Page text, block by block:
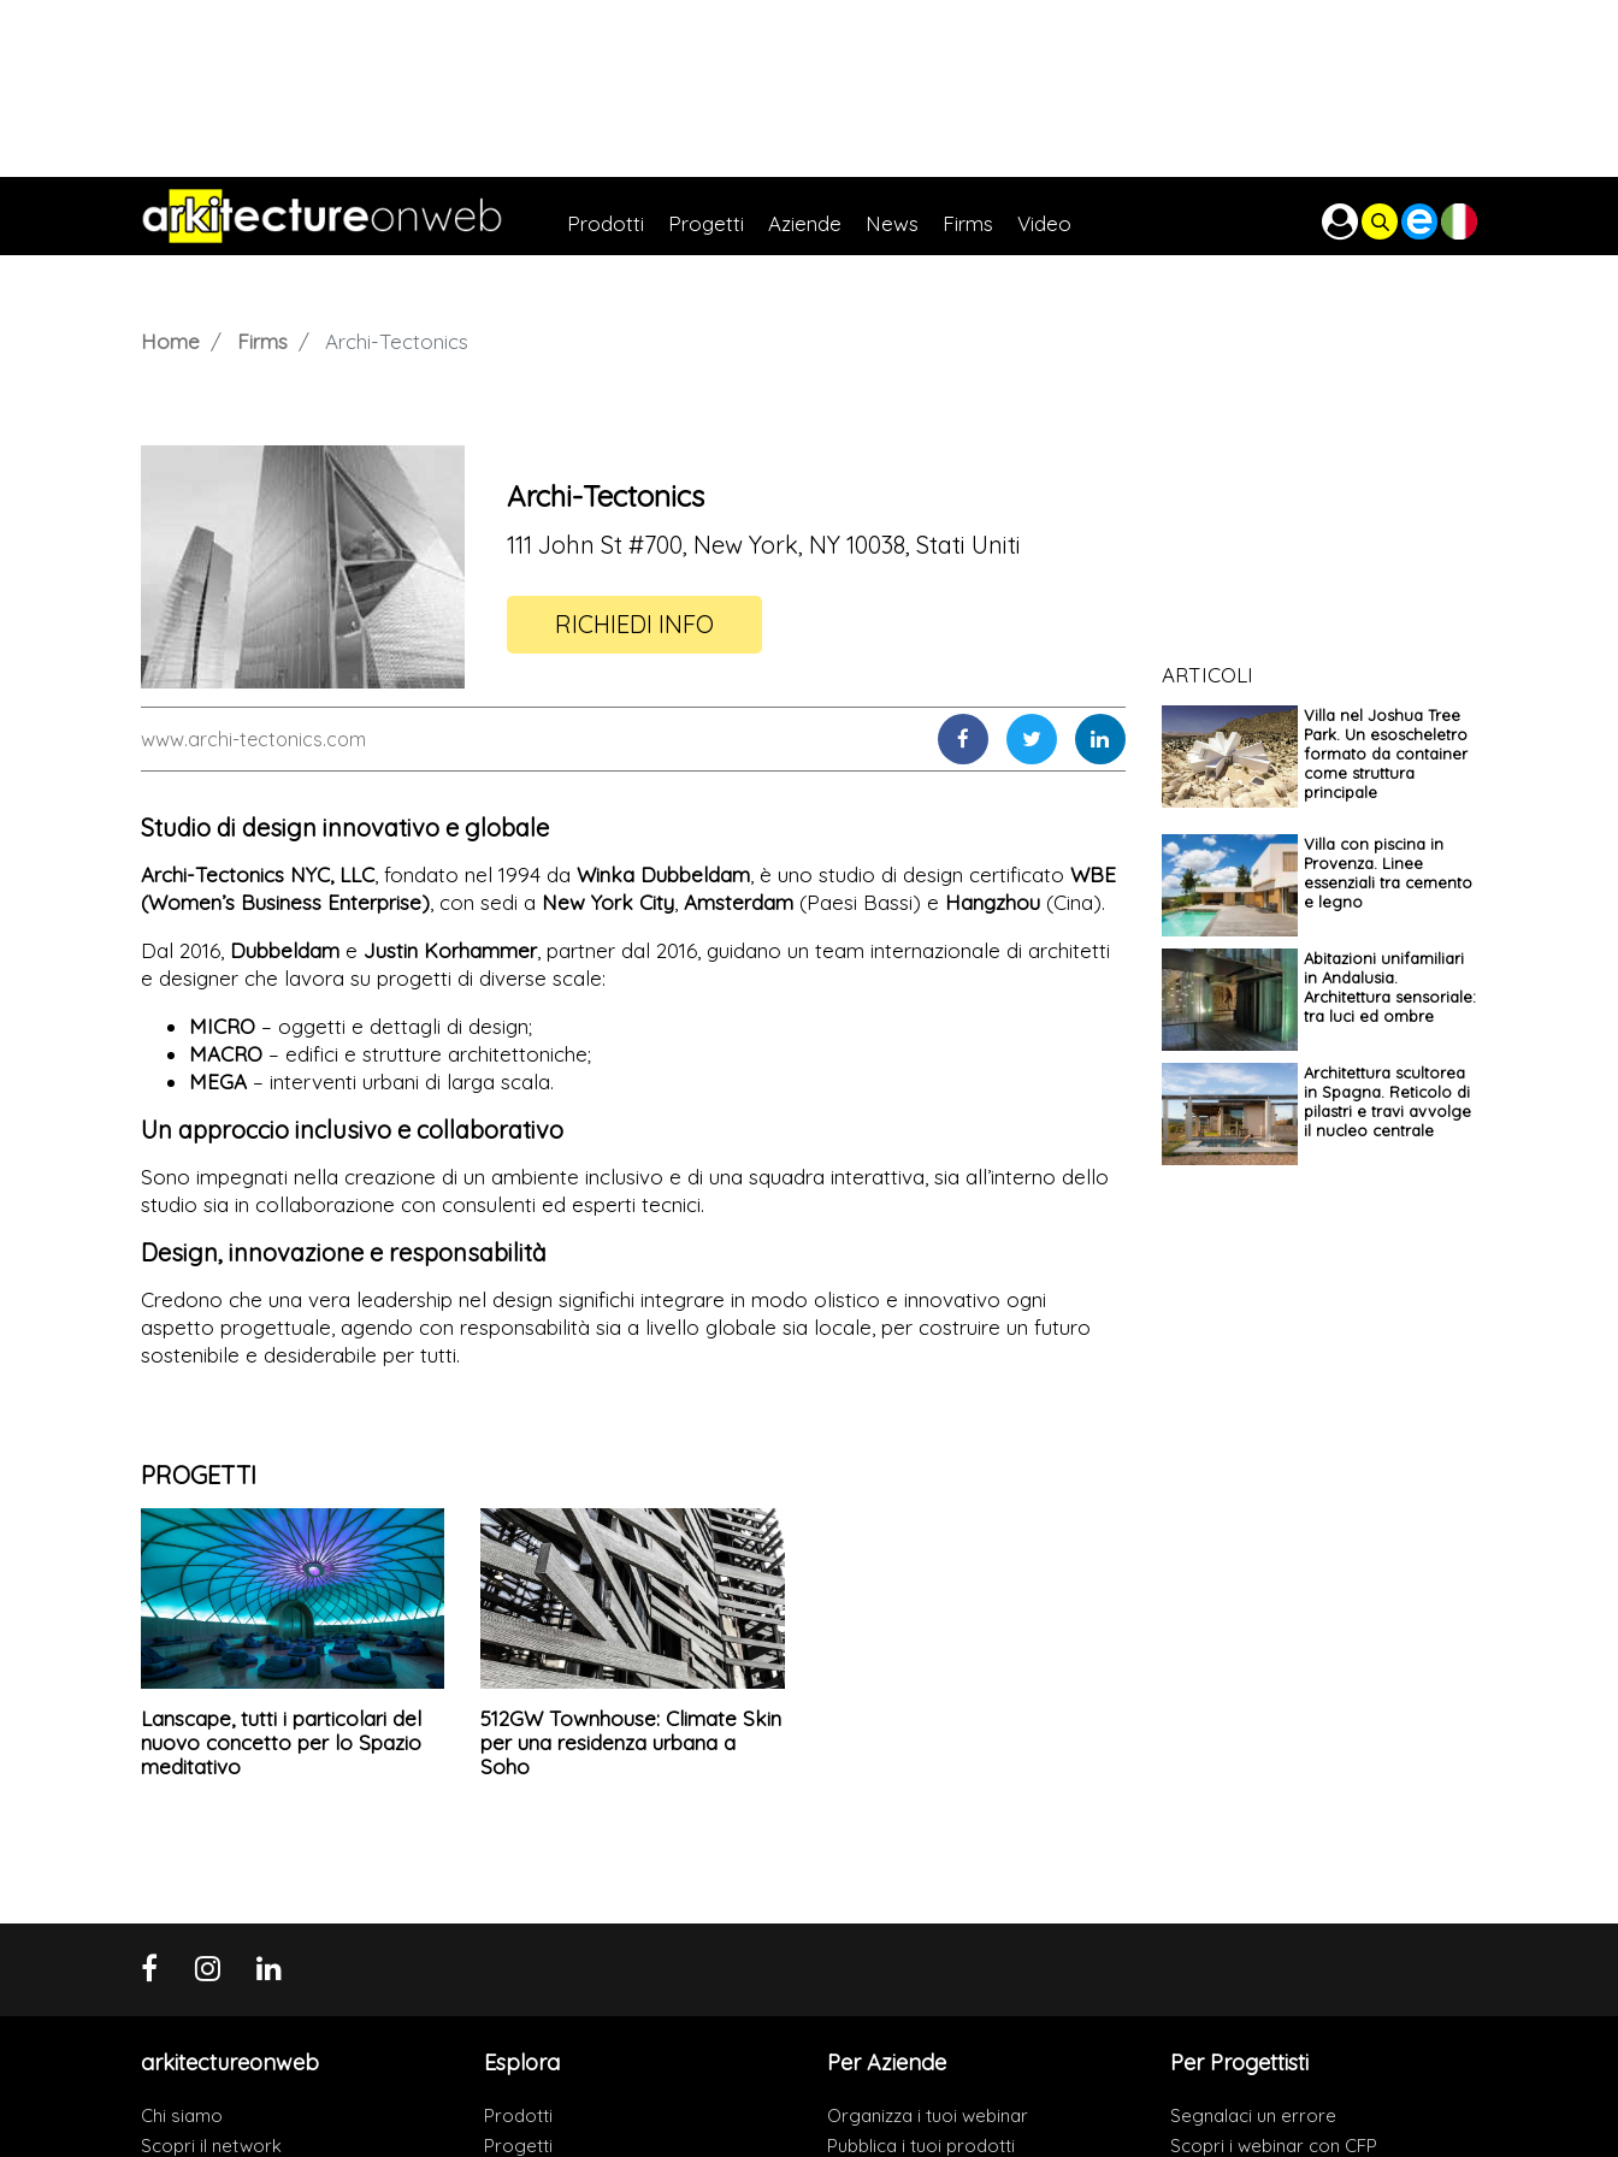
Prodotti Progetti Aziende News Firms Video
Home Firms Archi-Tectonics
Archi-Tectonics
111 John St #700, New York, NY 10038, Stati Uniti
RICHIEDI INFO
www.archi-tectonics.com
Studio di design innovativo e globale
Archi-Tectonics NYC, LLC, fondato nel 1994 da Winka Dubbeldam , è uno studio di design certificato WBE
(Women’s Business Enterprise) , con sedi a New York City Amsterdam (Paesi Bassi) e Hangzhou (Cina).
Dal 2016, Dubbeldam e Justin Korhammer, partner dal 2016, guidano un team internazionale di architetti
e designer che lavora su progetti di diverse scale:
MICRO – oggetti e dettagli di design;
MACRO – edifici e strutture architettoniche;
MEGA – interventi urbani di larga scala.
Un approccio inclusivo e collaborativo
Sono impegnati nella creazione di un ambiente inclusivo e di una squadra interattiva, sia all’interno dello
studio sia in collaborazione con consulenti ed esperti tecnici.
Design, innovazione e responsabilità
Credono che una vera leadership nel design significhi integrare in modo olistico e innovativo ogni
aspetto progettuale, agendo con responsabilità sia a livello globale sia locale, per costruire un futuro
sostenibile e desiderabile per tutti.
PROGETTI
Lanscape, tutti i particolari del
nuovo concetto per lo Spazio
meditativo
512GW Townhouse: Climate Skin
per una residenza urbana a
Soho
ARTICOLI
Villa nel Joshua Tree
Park. Un esoscheletro
formato da container
come struttura
principale
Villa con piscina in
Provenza. Linee
essenziali tra cemento
e legno
Abitazioni unifamiliari
in Andalusia.
Architettura sensoriale:
tra luci ed ombre
Architettura scultorea
in Spagna. Reticolo di
pilastri e travi avvolge
il nucleo centrale
arkitectureonweb
Chi siamo
Scopri il network
Esplora
Prodotti
Progetti
Per Aziende
Organizza i tuoi webinar
Pubblica i tuoi prodotti
Per Progettisti
Segnalaci un errore
Scopri i webinar con CFP